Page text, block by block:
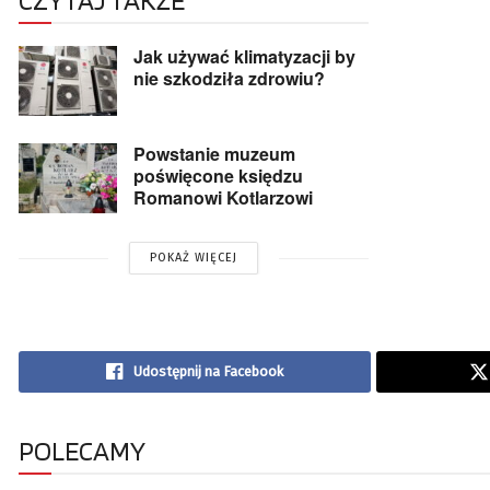
Jak używać klimatyzacji by
nie szkodziła zdrowiu?
Powstanie muzeum
poświęcone księdzu
Romanowi Kotlarzowi
POKAŻ WIĘCEJ
Udostępnij na Facebook
POLECAMY